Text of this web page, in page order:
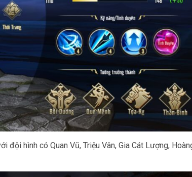
hình có Quan Vũ, Triệu Vân, Gia Cát Lượng,